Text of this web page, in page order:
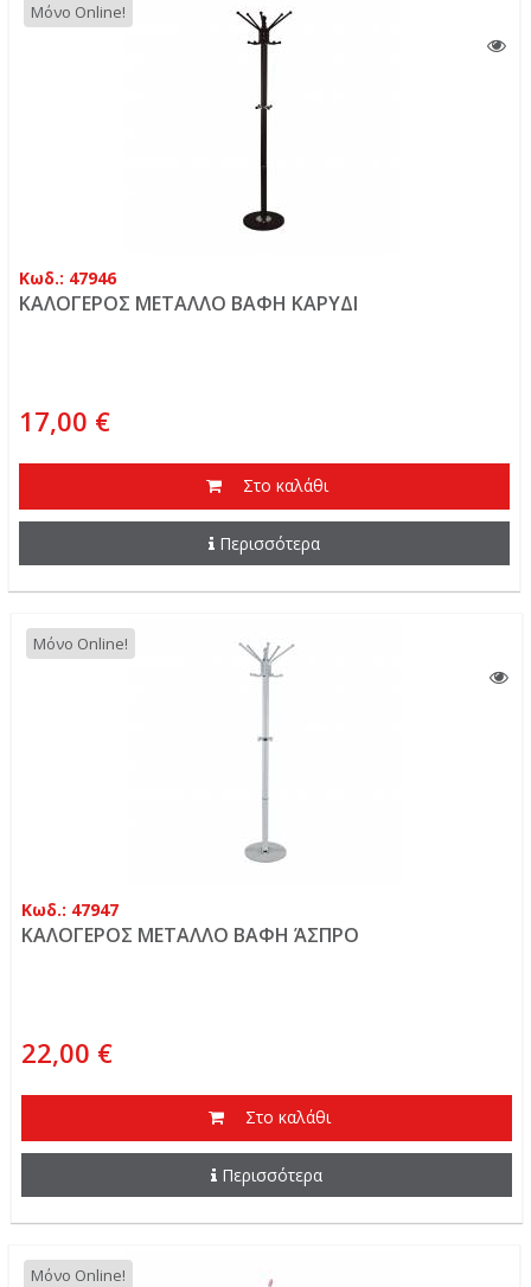
Μόνο Online!
Κωδ.: 47946
ΚΑΛΟΓΕΡΟΣ ΜΕΤΑΛΛΟ ΒΑΦΗ ΚΑΡΥΔΙ
17,00 €
Στο καλάθι
Περισσότερα
Μόνο Online!
Κωδ.: 47947
ΚΑΛΟΓΕΡΟΣ ΜΕΤΑΛΛΟ ΒΑΦΗ ΆΣΠΡΟ
22,00 €
Στο καλάθι
Περισσότερα
Μόνο Online!